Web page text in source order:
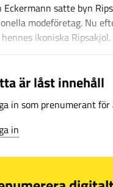
Eckermann satte byn
modeföretag. Nu
ikoniska Ripsakjol.
är låst innehåll
in som prenumerant
in